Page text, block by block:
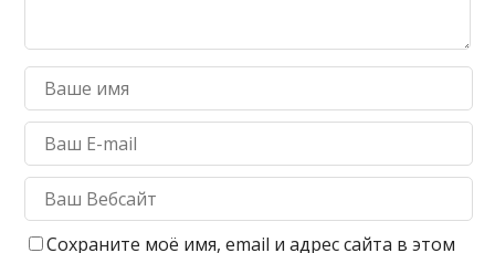
Сохраните моё имя, email и адрес сайта в этом